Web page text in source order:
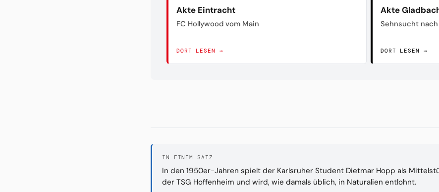
Akte Eintracht
FC Hollywood vom Main
DORT LESEN →
Akte
Sehnsucht nach
DORT LESEN →
IN EINEM SATZ
In den 1950er-Jahren spielt der Karlsruher Student Dietmar Hopp als
der TSG Hoffenheim und wird, wie damals üblich, in Naturalien entlohnt.